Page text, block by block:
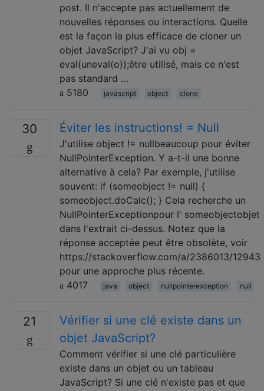
post. Il n'accepte pas actuellement de
nouvelles réponses ou interactions. Quelle
est la façon la plus efficace de cloner un
objet JavaScript? J'ai vu obj =
eval(uneval(o));être utilisé, mais ce n'est
pas standard …
5180
javascript object clone
30 Éviter les instructions! = Null
J'utilise object != nullbeaucoup pour éviter
NullPointerException. Y a-t-il une bonne
alternative à cela? Par exemple, j'utilise
souvent: if (someobject != null) {
someobject.doCalc(); } Cela recherche un
NullPointerExceptionpour l' someobjectobjet
dans l'extrait ci-dessus. Notez que la
réponse acceptée peut être obsolète, voir
https://stackoverflow.com/a/2386013/12943
pour une approche plus récente.
4017
java object nullpointerexception null
21
Vérifier si une clé existe dans un
objet JavaScript?
Comment vérifier si une clé particulière
existe dans un objet ou un tableau
JavaScript? Si une clé n'existe pas et que